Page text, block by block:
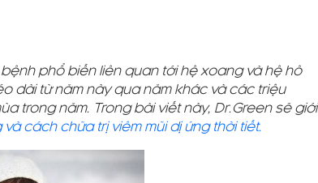
phổ biến liên quan tới hệ xoang và hệ hô
dài từ năm này qua năm khác và các triệu
trong năm. Trong bài viết này, Dr.Green sẽ giới
cách chữa trị viêm mũi dị ứng thời tiết.